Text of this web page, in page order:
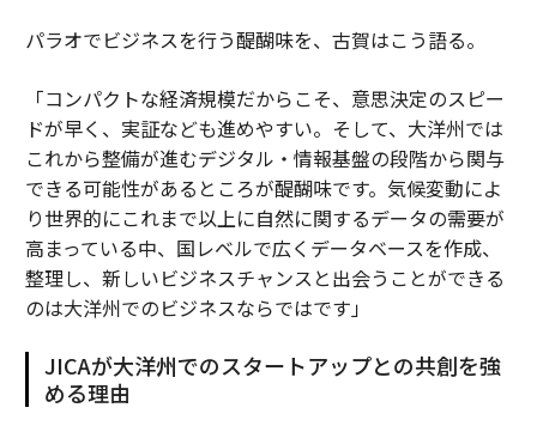
パラオでビジネスを行う醍醐味を、古賀はこう語る。
「コンパクトな経済規模だからこそ、意思決定のスピー
ドが早く、実証なども進めやすい。そして、大洋州では
これから整備が進むデジタル・情報基盤の段階から関与
できる可能性があるところが醍醐味です。気候変動によ
り世界的にこれまで以上に自然に関するデータの需要が
高まっている中、国レベルで広くデータベースを作成、
整理し、新しいビジネスチャンスと出会うことができる
のは大洋州でのビジネスならではです」
JICAが大洋州でのスタートアップとの共創を強
める理由